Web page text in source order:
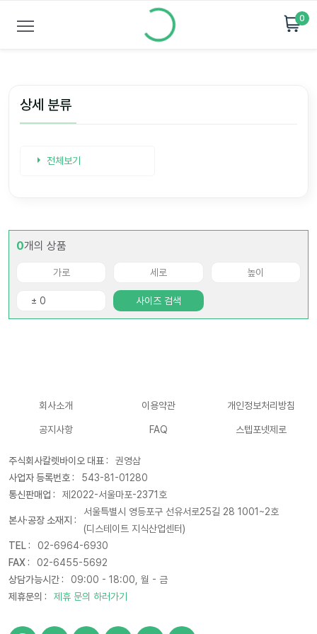
0
상세 분류
전체보기
0개의 상품
사이즈 검색
회사소개 이용약관 개인정보처리방침
공지사항 FAQ 스텝포넷제로
주식회사칼렛바이오 대표 :
권영삼
사업자 등록번호 :
543-81-01280
통신판매업 :
제2022-서울마포-2371호
본사·공장 소재지 :
서울특별시 영등포구 선유서로25길 28 1001~2호
(디스테이트 지식산업센터)
TEL :
02-6964-6930
FAX :
02-6455-5692
상담가능시간 :
09:00 - 18:00, 월 - 금
제휴문의 :
제휴 문의 하러가기